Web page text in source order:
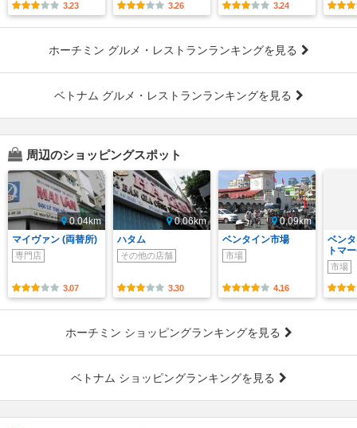
3.23 3.26 3.24
ホーチミン グルメ・レストランランキングを見る
ベトナム グルメ・レストランランキングを見る
周辺のショッピングスポット
0.04km
マイヴァン (両替所)
専門店
3.07
0.06km
ハタム
その他の店舗
3.30
0.09km
ベンタイン市場
市場
4.16
ベン
トマ
市場
ホーチミン ショッピングランキングを見る
ベトナム ショッピングランキングを見る